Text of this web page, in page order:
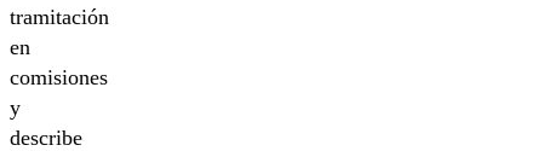
tramitación
en
comisiones
y
describe